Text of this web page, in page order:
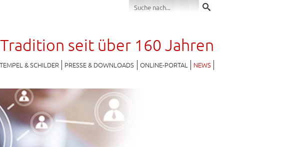
Tradition seit über 160 Jahren
& SCHILDER PRESSE & DOWNLOADS ONLINE-PORTAL NEWS